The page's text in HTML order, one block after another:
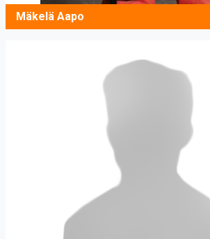
Mäkelä Aapo